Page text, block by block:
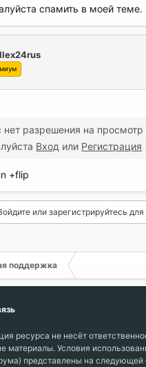
спамить в моей теме.
нет разрешения на
Вход или Регистрация
+flip
или зарегистрируйтесь для
поддержка
ресурса не несёт
материалы. Условия
представлены на следующей